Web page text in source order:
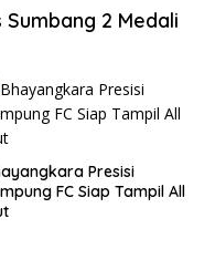
2 Medali
Presisi
FC Siap Tampil All